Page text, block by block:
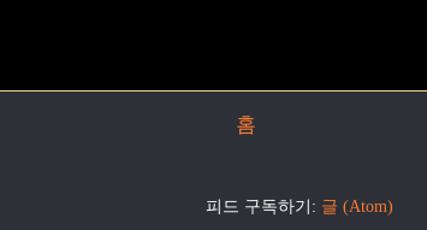
홈
피드 구독하기: 글 (Atom)